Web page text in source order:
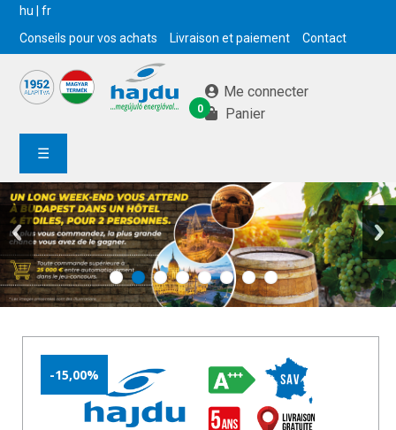
hu |fr
Conseils pour vos achats
Livraison et paiement Contact
☰
Me connecter
Panier
0
-15,00%